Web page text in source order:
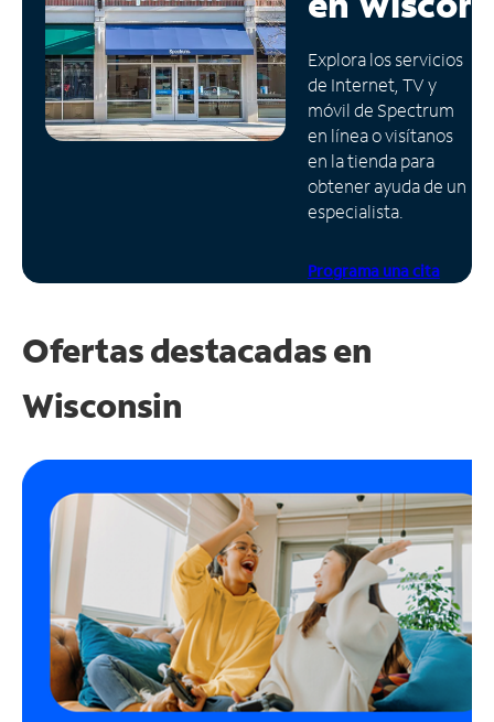
Administrar
cuenta
Encuentra
una
tienda
Explora los servicios
de Internet, TV y
móvil de Spectrum
en línea o visítanos
en la tienda para
obtener ayuda de un
especialista.
Programa una cita
Ofertas destacadas en
Wisconsin